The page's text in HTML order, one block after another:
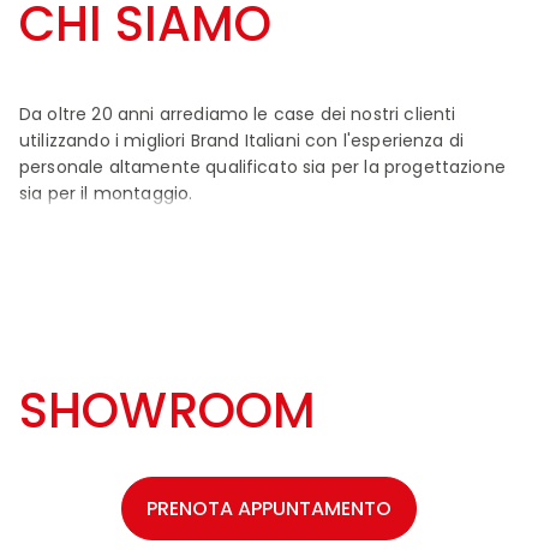
CHI SIAMO
Da oltre 20 anni arrediamo le case dei nostri clienti
utilizzando i migliori Brand Italiani con l'esperienza di
personale altamente qualificato sia per la progettazione
sia per il montaggio.
SHOWROOM
Oltre 60 modelli di cucine esposti di Veneta Cucine e
molti arredi completi dei migliori Brand. Un negozio
PRENOTA APPUNTAMENTO